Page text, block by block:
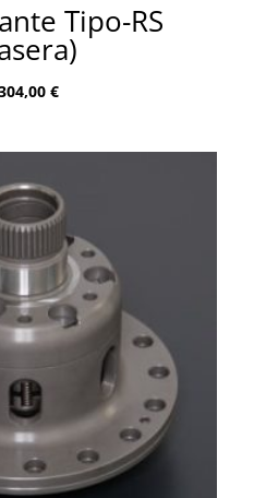
Tipo-RS
€